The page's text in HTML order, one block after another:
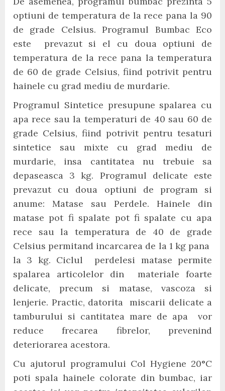
optiuni de temperatura de la rece pana la 90
de grade Celsius. Programul Bumbac Eco
este prevazut si el cu doua optiuni de
temperatura de la rece pana la temperatura
de 60 de grade Celsius, fiind potrivit pentru
hainele cu grad mediu de murdarie.
Programul Sintetice presupune spalarea cu
apa rece sau la temperaturi de 40 sau 60 de
grade Celsius, fiind potrivit pentru tesaturi
sintetice sau mixte cu grad mediu de
murdarie, insa cantitatea nu trebuie sa
depaseasca 3 kg. Programul delicate este
prevazut cu doua optiuni de program si
anume: Matase sau Perdele. Hainele din
matase pot fi spalate pot fi spalate cu apa
rece sau la temperatura de 40 de grade
Celsius permitand incarcarea de la 1 kg pana
la 3 kg. Ciclul perdelesi matase permite
spalarea articolelor din materiale foarte
delicate, precum si matase, vascoza si
lenjerie. Practic, datorita miscarii delicate a
tamburului si cantitatea mare de apa vor
reduce frecarea fibrelor, prevenind
deteriorarea acestora.
Cu ajutorul programului Col Hygiene 20°C
poti spala hainele colorate din bumbac, iar